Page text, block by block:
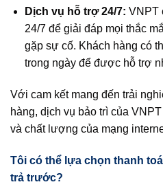
Dịch vụ hỗ trợ 24/7: VNPT
24/7 để giải đáp mọi thắc
gặp sự cố. Khách hàng có
trong ngày để được hỗ trợ
Với cam kết mang đến trải
hàng, dịch vụ bảo trì của
và chất lượng của mạng
Tôi có thể lựa chọn thanh
trả trước?